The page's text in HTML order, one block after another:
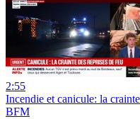
2:55
Incendie et canicule: la
BFM